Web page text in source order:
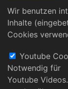
des
Wir benutzen
Inhalte
Cookies
Youtube
Notwendig für
Youtube